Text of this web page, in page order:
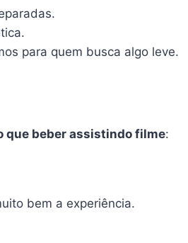
para quem busca algo leve.
que beber assistindo filme:
bem a experiência.